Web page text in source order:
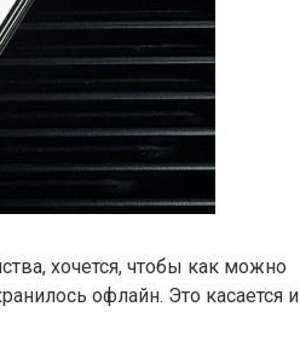
хочется, чтобы как можно
офлайн. Это касается и